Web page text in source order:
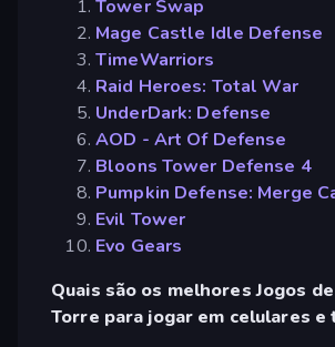
Tower Swap
Mage Castle Idle Defense
TimeWarriors
Raid Heroes: Total War
UnderDark: Defense
AOD - Art Of Defense
Bloons Tower Defense 4
Pumpkin Defense: Merge
Evil Tower
Evo Gears
Quais são os melhores Jogos
Torre para jogar em celulares e